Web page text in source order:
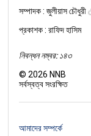
সম্পাদক :জুলীয়াস চৌধুরী
প্রকাশক : রাফিদ হাসিম
নিবন্ধন নম্বর: ১৪৩
©2026 NNB
সর্বস্বত্ব সংরক্ষিত
আমাদের সম্পর্কে